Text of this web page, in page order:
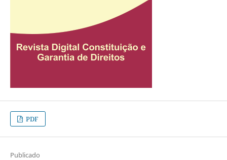
PDF
Publicado